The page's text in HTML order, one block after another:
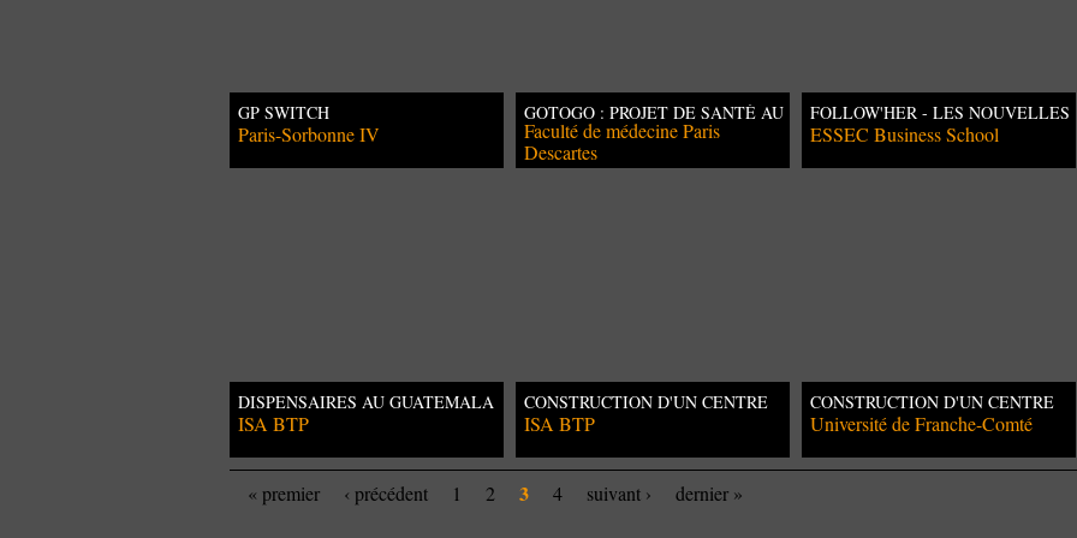
GP SWITCH
Paris-Sorbonne IV
GOTOGO : PROJET DE SANTÉ AU
TOGO
Faculté de médecine Paris
Descartes
FOLLOW'HER - LES NOUVELLES
TECHNOLOGIES POUR
L'ÉMANCIPATION DES FEMMES
ESSEC Business School
DISPENSAIRES AU GUATEMALA
ISA BTP
CONSTRUCTION D'UN CENTRE
DE SOIN AU GUATEMALA
ISA BTP
CONSTRUCTION D'UN CENTRE
DE SANTÉ AUTONOME AU
NORD-EST DU GABON
Université de Franche-Comté
« premier ‹ précédent 1 2 3 4 suivant › dernier »